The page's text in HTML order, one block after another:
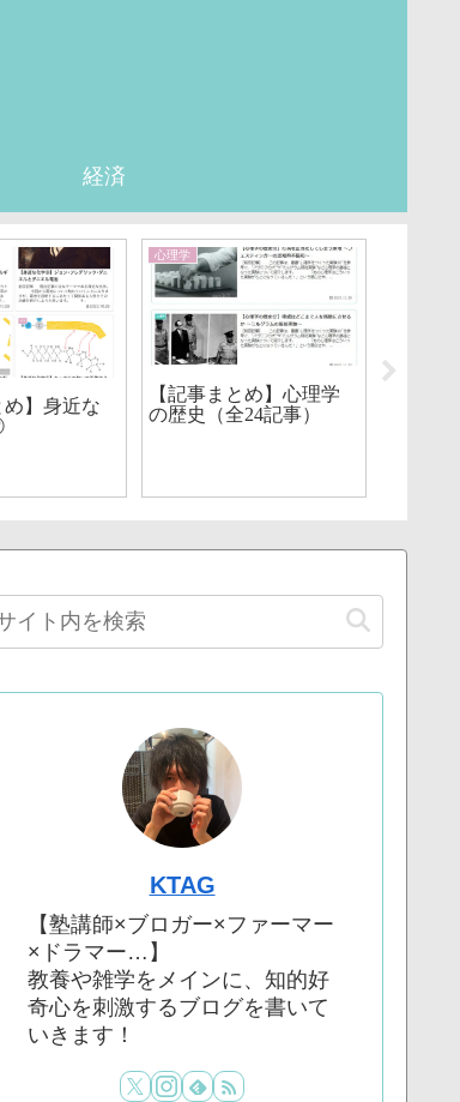
経済
め】身近な
心理学
【記事まとめ】心理学
の歴史（全24記事）
KTAG
【塾講師×ブロガー×ファーマー
×ドラマー…】
教養や雑学をメインに、知的好
奇心を刺激するブログを書いて
いきます！